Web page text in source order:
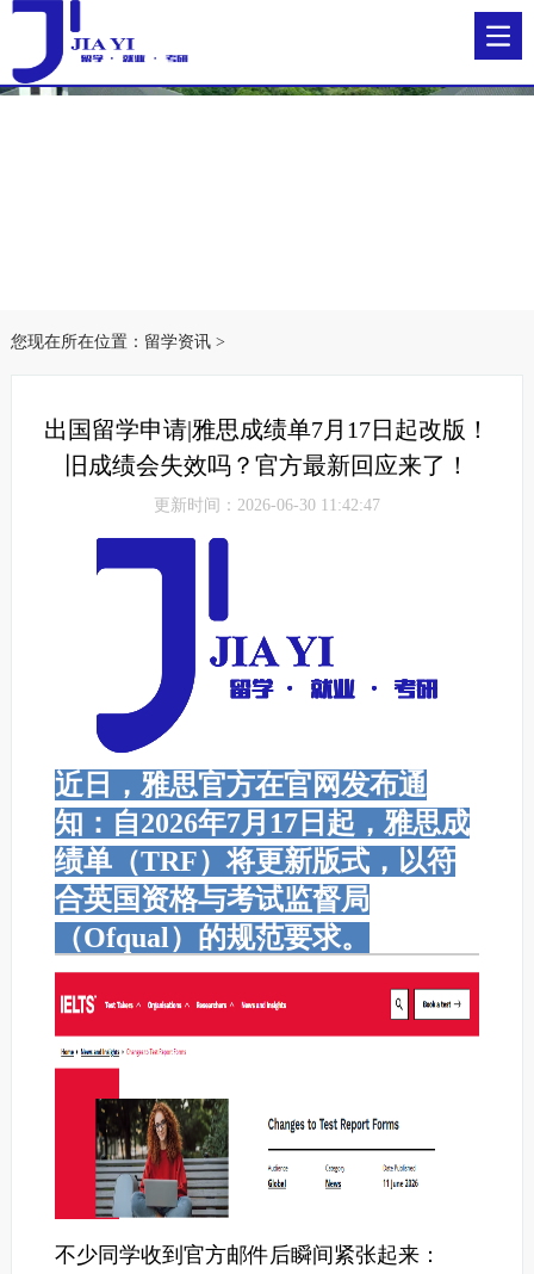
您现在所在位置： 留学资讯>
出国留学申请|雅思成绩单7月17日起改版！
旧成绩会失效吗？官方最新回应来了！
更新时间：2026-06-30 11:42:47
近日，雅思官方在官网发布通
知：自2026年7月17日起，雅思成
绩单（TRF）将更新版式，以符
合英国资格与考试监督局
（Ofqual）的规范要求。
不少同学收到官方邮件后瞬间紧张起来：